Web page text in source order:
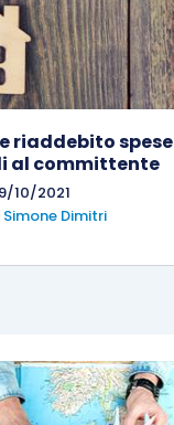
riaddebito spese
al committente
10/2021
Simone Dimitri